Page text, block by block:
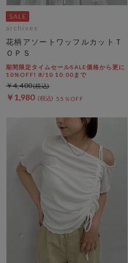
archives
花柄アソートワッフルカットＴ
ＯＰＳ
期間限定タイムセールSALE価格から更に
10%OFF! 8/10 10:00まで
￥1,980 55％OFF
￥4,400